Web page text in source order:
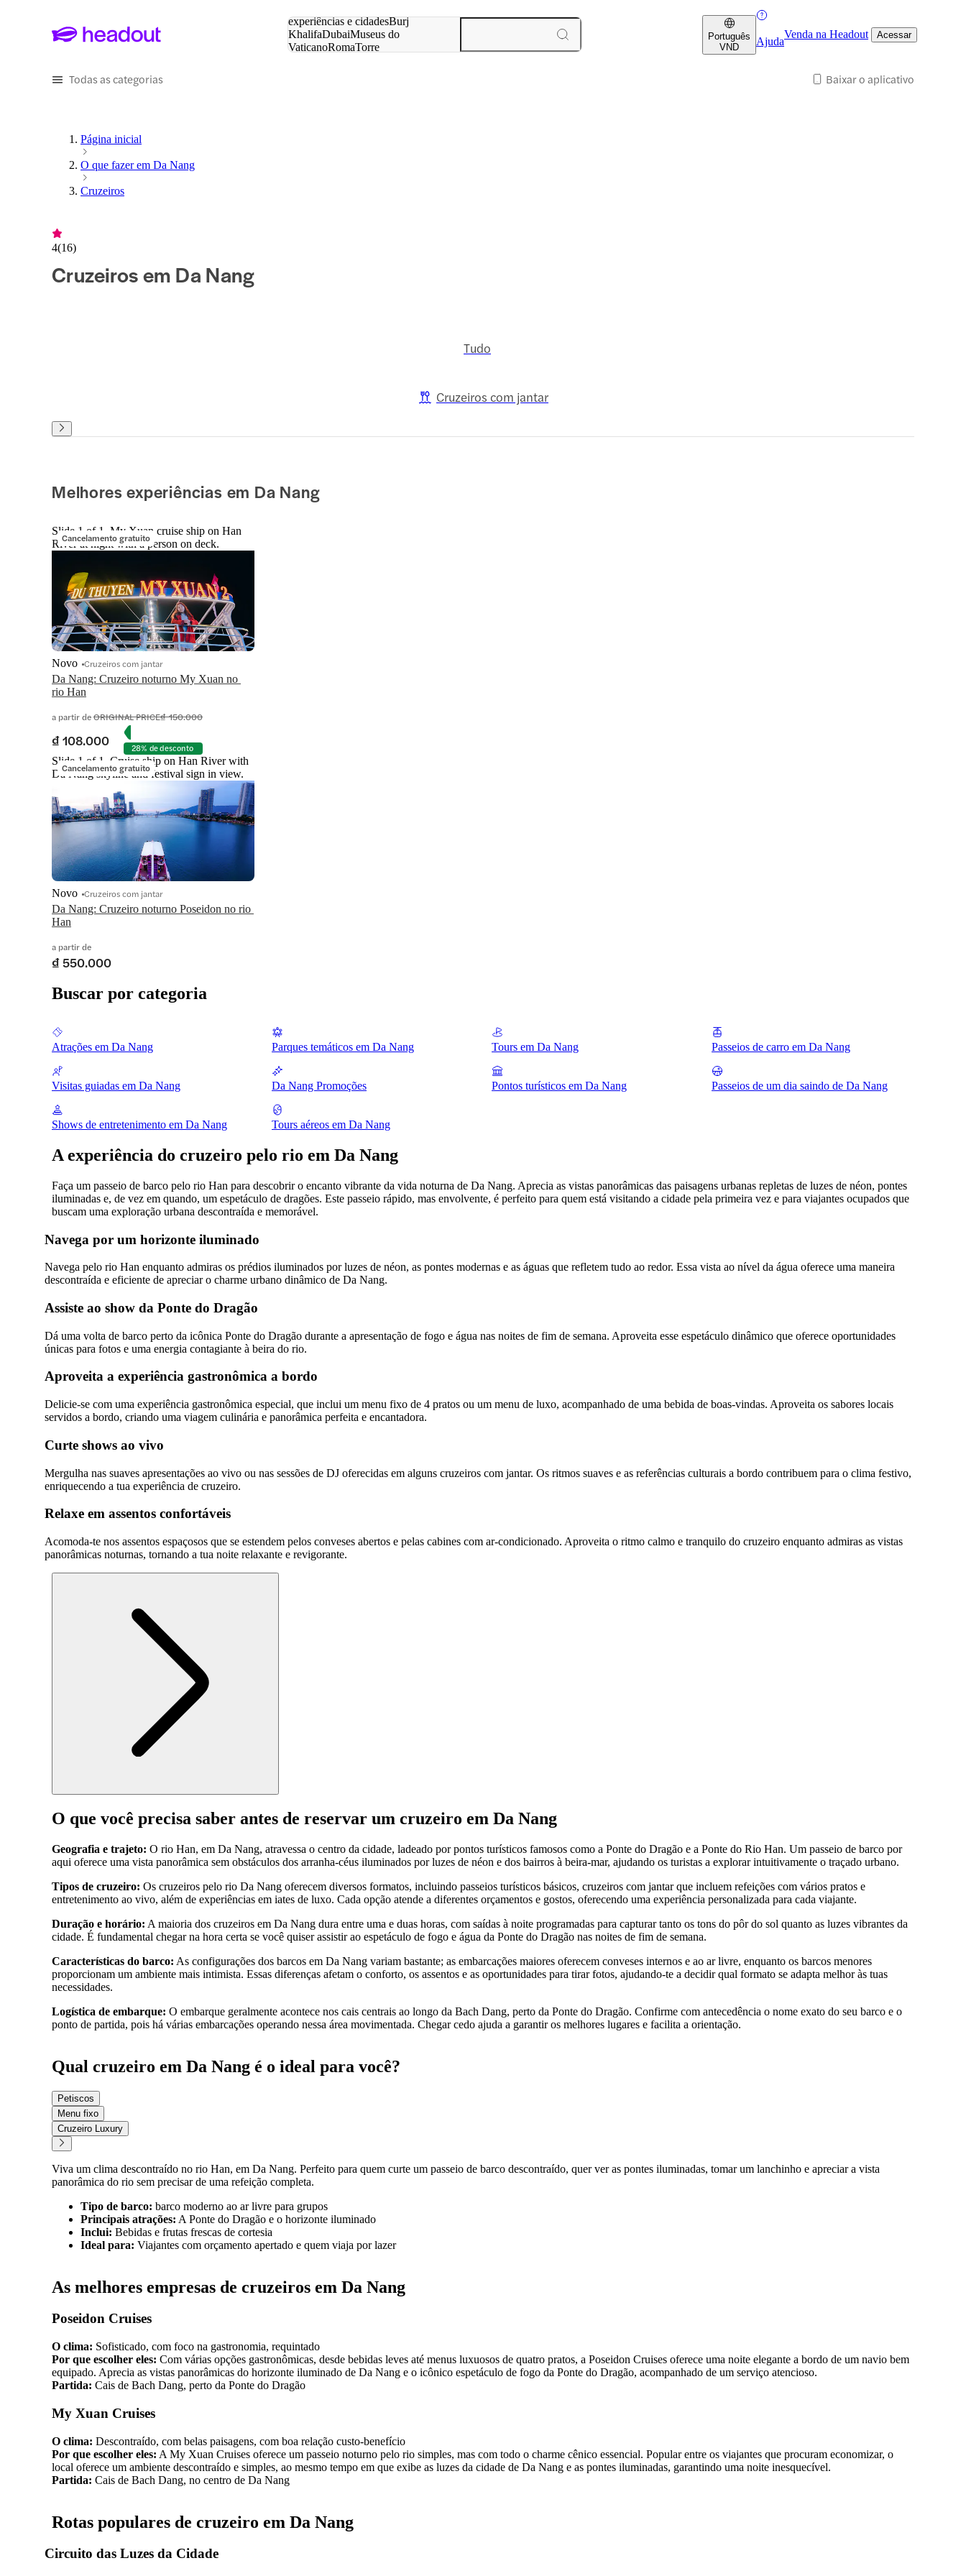
experiências e cidadesBurj
KhalifaDubaiMuseus do
VaticanoRomaTorre
Português
VND
Ajuda
Venda na Headout Acessar
Todas as categorias Baixar o aplicativo
Página inicial
O que fazer em Da Nang
Cruzeiros
4(16)
Cruzeiros em Da Nang
Tudo
Cruzeiros com jantar
Melhores experiências em Da Nang
Cancelamento gratuito
Slide 1 of 1, My Xuan cruise ship on Han
River at night with a person on deck.
Da Nang: Cruzeiro noturno My Xuan no
rio Han
Novo Cruzeiros com jantar
a partir deORIGINAL PRICE₫ 150.000
₫ 108.000 28% de desconto
Cancelamento gratuito
Slide 1 of 1, Cruise ship on Han River with
Da Nang skyline and festival sign in view.
Da Nang: Cruzeiro noturno Poseidon no rio
Han
Novo Cruzeiros com jantar
a partir de
₫ 550.000
Buscar por categoria
Atrações em Da Nang Parques temáticos em Da Nang Tours em Da Nang Passeios de carro em Da Nang
Visitas guiadas em Da Nang Da Nang Promoções Pontos turísticos em Da Nang Passeios de um dia saindo de Da Nang
Shows de entretenimento em Da Nang Tours aéreos em Da Nang
A experiência do cruzeiro pelo rio em Da Nang
Faça um passeio de barco pelo rio Han para descobrir o encanto vibrante da vida noturna de Da Nang. Aprecia as vistas panorâmicas das paisagens urbanas repletas de luzes de néon, pontes
iluminadas e, de vez em quando, um espetáculo de dragões. Este passeio rápido, mas envolvente, é perfeito para quem está visitando a cidade pela primeira vez e para viajantes ocupados que
buscam uma exploração urbana descontraída e memorável.
Navega por um horizonte iluminado
Navega pelo rio Han enquanto admiras os prédios iluminados por luzes de néon, as pontes modernas e as águas que refletem tudo ao redor. Essa vista ao nível da água oferece uma maneira
descontraída e eficiente de apreciar o charme urbano dinâmico de Da Nang.
Assiste ao show da Ponte do Dragão
Dá uma volta de barco perto da icônica Ponte do Dragão durante a apresentação de fogo e água nas noites de fim de semana. Aproveita esse espetáculo dinâmico que oferece oportunidades
únicas para fotos e uma energia contagiante à beira do rio.
Aproveita a experiência gastronômica a bordo
Delicie-se com uma experiência gastronômica especial, que inclui um menu fixo de 4 pratos ou um menu de luxo, acompanhado de uma bebida de boas-vindas. Aproveita os sabores locais
servidos a bordo, criando uma viagem culinária e panorâmica perfeita e encantadora.
Curte shows ao vivo
Mergulha nas suaves apresentações ao vivo ou nas sessões de DJ oferecidas em alguns cruzeiros com jantar. Os ritmos suaves e as referências culturais a bordo contribuem para o clima festivo,
enriquecendo a tua experiência de cruzeiro.
Relaxe em assentos confortáveis
Acomoda-te nos assentos espaçosos que se estendem pelos conveses abertos e pelas cabines com ar-condicionado. Aproveita o ritmo calmo e tranquilo do cruzeiro enquanto admiras as vistas
panorâmicas noturnas, tornando a tua noite relaxante e revigorante.
O que você precisa saber antes de reservar um cruzeiro em Da Nang
Geografia e trajeto: O rio Han, em Da Nang, atravessa o centro da cidade, ladeado por pontos turísticos famosos como a Ponte do Dragão e a Ponte do Rio Han. Um passeio de barco por
aqui oferece uma vista panorâmica sem obstáculos dos arranha-céus iluminados por luzes de néon e dos bairros à beira-mar, ajudando os turistas a explorar intuitivamente o traçado urbano.
Tipos de cruzeiro: Os cruzeiros pelo rio Da Nang oferecem diversos formatos, incluindo passeios turísticos básicos, cruzeiros com jantar que incluem refeições com vários pratos e
entretenimento ao vivo, além de experiências em iates de luxo. Cada opção atende a diferentes orçamentos e gostos, oferecendo uma experiência personalizada para cada viajante.
Duração e horário: A maioria dos cruzeiros em Da Nang dura entre uma e duas horas, com saídas à noite programadas para capturar tanto os tons do pôr do sol quanto as luzes vibrantes da
cidade. É fundamental chegar na hora certa se você quiser assistir ao espetáculo de fogo e água da Ponte do Dragão nas noites de fim de semana.
Características do barco: As configurações dos barcos em Da Nang variam bastante; as embarcações maiores oferecem conveses internos e ao ar livre, enquanto os barcos menores
proporcionam um ambiente mais intimista. Essas diferenças afetam o conforto, os assentos e as oportunidades para tirar fotos, ajudando-te a decidir qual formato se adapta melhor às tuas
necessidades.
Logística de embarque: O embarque geralmente acontece nos cais centrais ao longo da Bach Dang, perto da Ponte do Dragão. Confirme com antecedência o nome exato do seu barco e o
ponto de partida, pois há várias embarcações operando nessa área movimentada. Chegar cedo ajuda a garantir os melhores lugares e facilita a orientação.
Qual cruzeiro em Da Nang é o ideal para você?
Petiscos
Menu fixo
Cruzeiro Luxury
Viva um clima descontraído no rio Han, em Da Nang. Perfeito para quem curte um passeio de barco descontraído, quer ver as pontes iluminadas, tomar um lanchinho e apreciar a vista
panorâmica do rio sem precisar de uma refeição completa.
Tipo de barco: barco moderno ao ar livre para grupos
Principais atrações: A Ponte do Dragão e o horizonte iluminado
Inclui: Bebidas e frutas frescas de cortesia
Ideal para: Viajantes com orçamento apertado e quem viaja por lazer
As melhores empresas de cruzeiros em Da Nang
Poseidon Cruises
O clima: Sofisticado, com foco na gastronomia, requintado
Por que escolher eles: Com várias opções gastronômicas, desde bebidas leves até menus luxuosos de quatro pratos, a Poseidon Cruises oferece uma noite elegante a bordo de um navio bem
equipado. Aprecia as vistas panorâmicas do horizonte iluminado de Da Nang e o icônico espetáculo de fogo da Ponte do Dragão, acompanhado de um serviço atencioso.
Partida: Cais de Bach Dang, perto da Ponte do Dragão
My Xuan Cruises
O clima: Descontraído, com belas paisagens, com boa relação custo-benefício
Por que escolher eles: A My Xuan Cruises oferece um passeio noturno pelo rio simples, mas com todo o charme cênico essencial. Popular entre os viajantes que procuram economizar, o
local oferece um ambiente descontraído e simples, ao mesmo tempo em que exibe as luzes da cidade de Da Nang e as pontes iluminadas, garantindo uma noite inesquecível.
Partida: Cais de Bach Dang, no centro de Da Nang
Rotas populares de cruzeiro em Da Nang
Circuito das Luzes da Cidade